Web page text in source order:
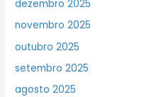
dezembro 2025
novembro 2025
outubro 2025
setembro 2025
agosto 2025